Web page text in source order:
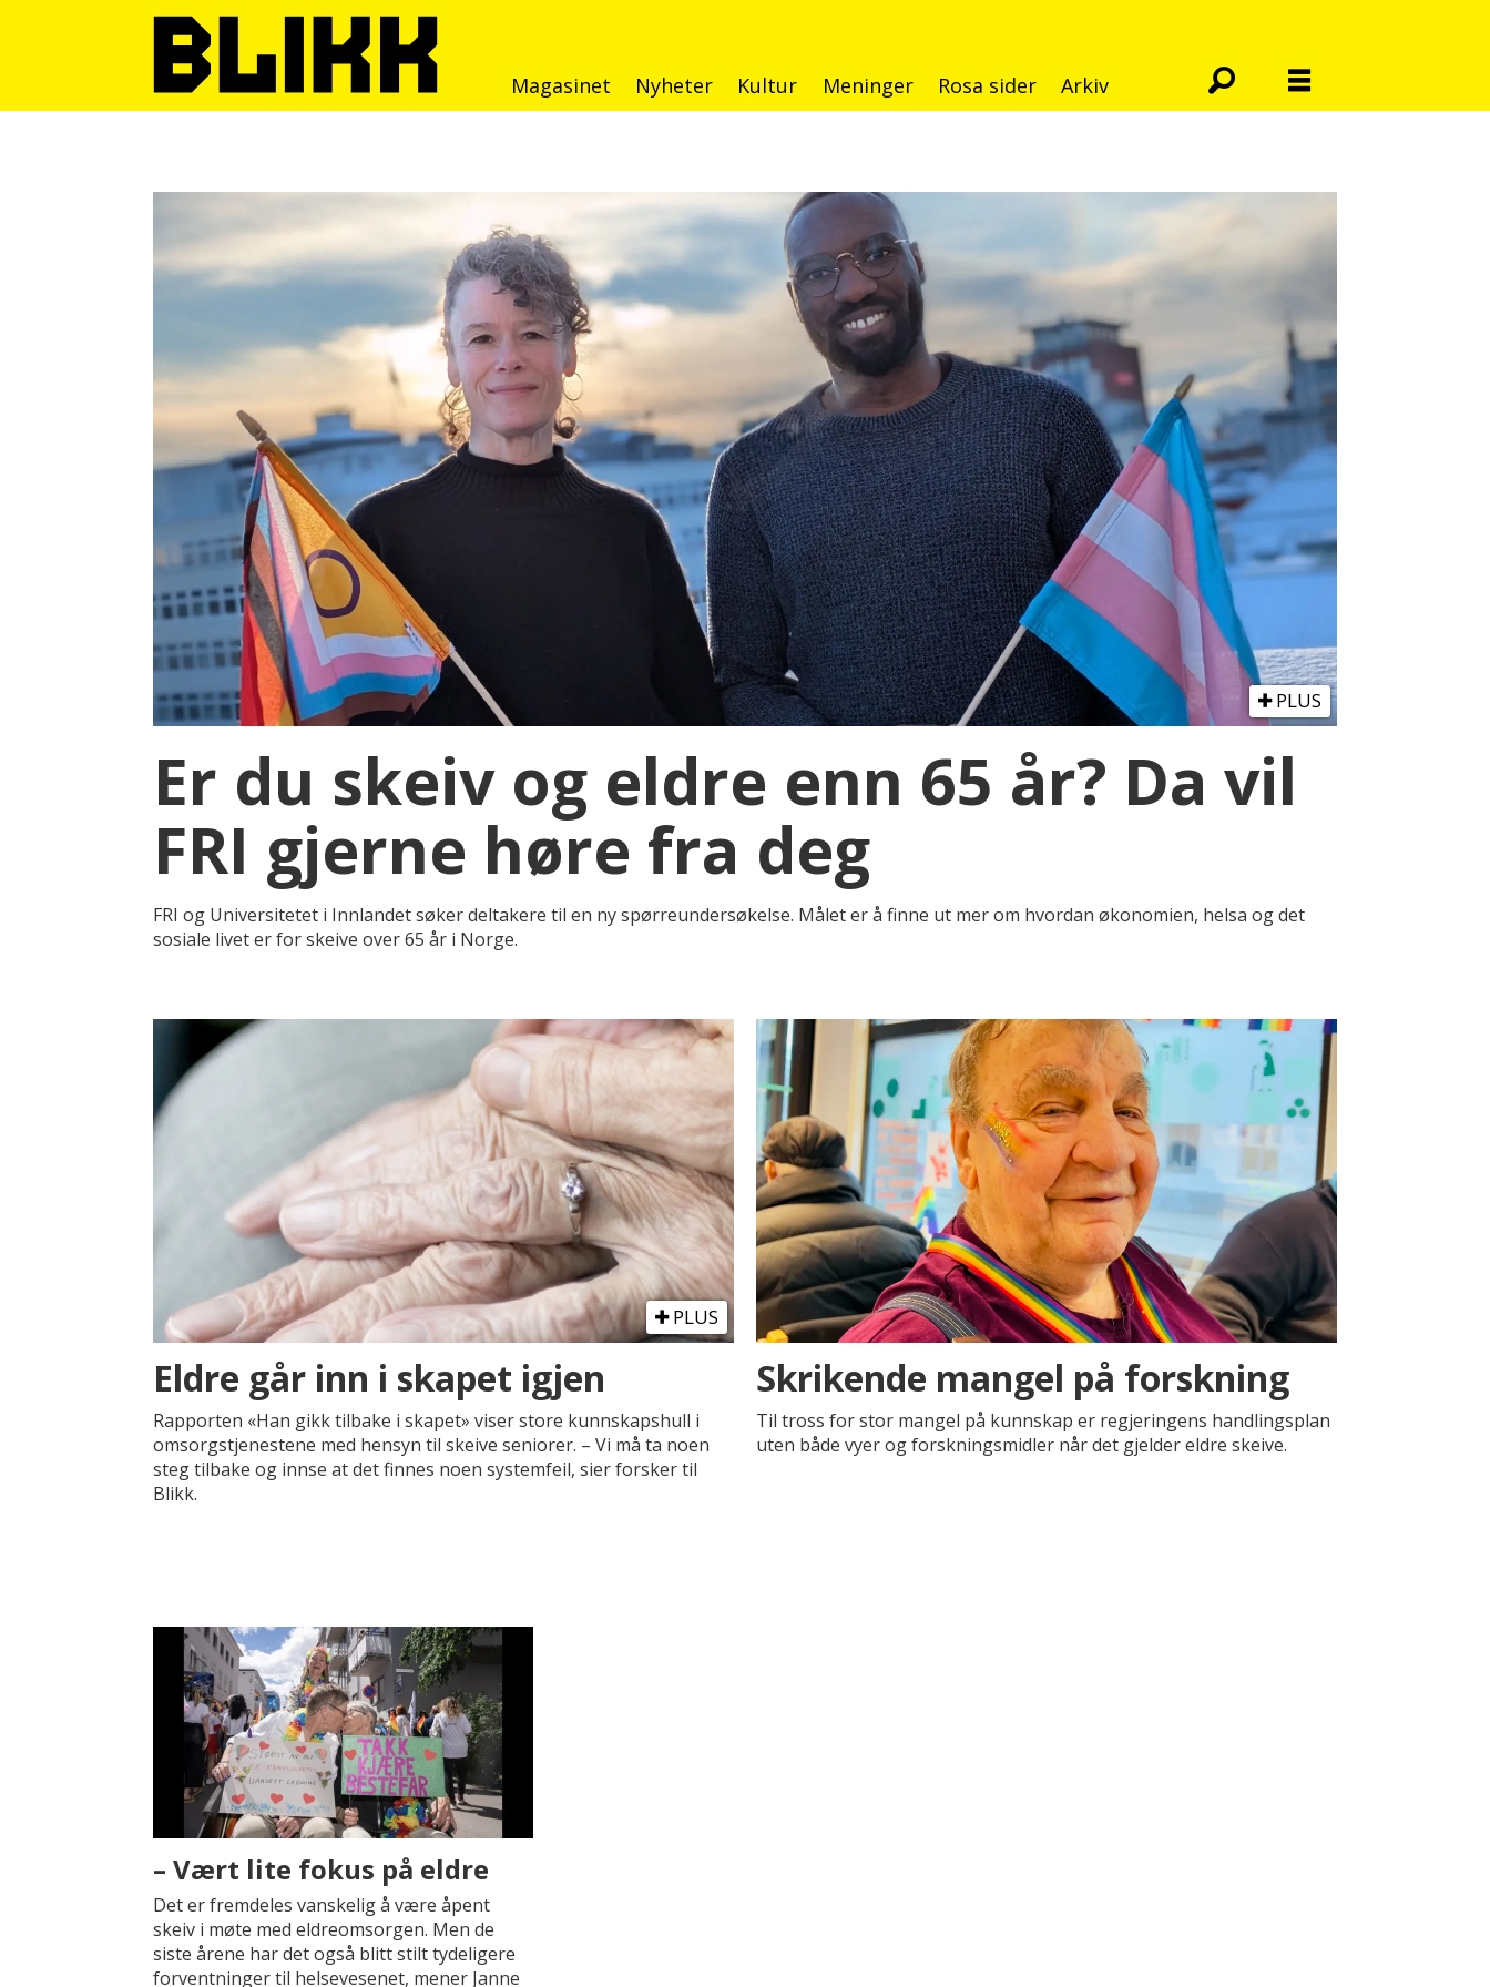
Magasinet Nyheter Kultur Meninger Rosa sider Arkiv
bromseth
PLUS
Er du skeiv og eldre enn 65 år? Da vil
FRI gjerne høre fra deg
FRI og Universitetet i Innlandet søker deltakere til en ny spørreundersøkelse. Målet er å finne ut mer om hvordan økonomien, helsa og det
sosiale livet er for skeive over 65 år i Norge.
PLUS
Eldre går inn i skapet igjen
Rapporten «Han gikk tilbake i skapet» viser store kunnskapshull i
omsorgstjenestene med hensyn til skeive seniorer. – Vi må ta noen
steg tilbake og innse at det finnes noen systemfeil, sier forsker til
Blikk.
Skrikende mangel på forskning
Til tross for stor mangel på kunnskap er regjeringens handlingsplan
uten både vyer og forskningsmidler når det gjelder eldre skeive.
– Vært lite fokus på eldre
Det er fremdeles vanskelig å være åpent
skeiv i møte med eldreomsorgen. Men de
siste årene har det også blitt stilt tydeligere
forventninger til helsevesenet, mener Janne